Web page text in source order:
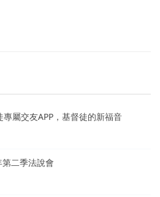
專屬交友APP，基督徒的新福音
二季法說會